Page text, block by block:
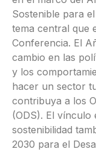
Sostenible para
tema central que
Conferencia. El
cambio en las
y los
hacer un sector
contribuya a los
(ODS). El
sostenibilidad
2030 para el